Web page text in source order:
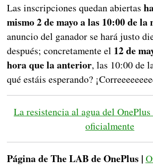
Las inscripciones quedan abiertas
mismo 2 de mayo a las 10:00 de la
anuncio del ganador se hará justo
después; concretamente el 12 de
hora que la anterior, las 10:00 de
qué estáis esperando?
La resistencia al agua del
oficialmente
Página de The LAB de OnePlus |